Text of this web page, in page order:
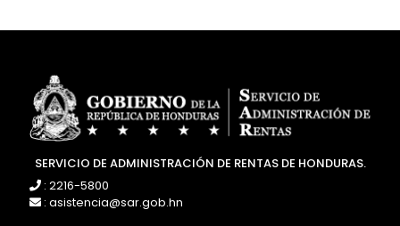
SERVICIO DE ADMINISTRACIÓN DE RENTAS DE HONDURAS.
: 2216-5800
: asistencia@sar.gob.hn